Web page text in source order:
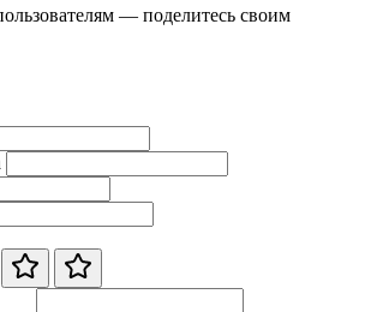
— поделитесь своим